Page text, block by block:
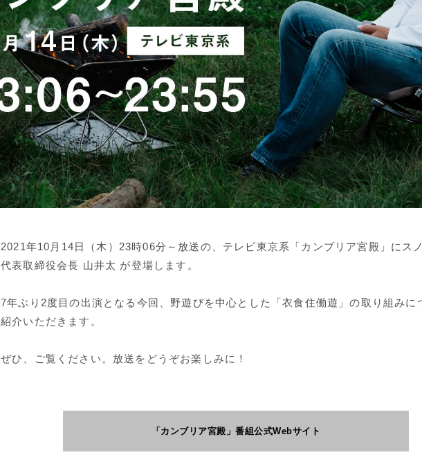
2021年10月14日（木）23時06分～放送の、テレビ東京系「カンブリア宮殿」にス
代表取締役会長 山井太 が登場します。
7年ぶり2度目の出演となる今回、野遊びを中心とした「衣食住働遊」の取り組みに
紹介いただきます。
ぜひ、ご覧ください。放送をどうぞお楽しみに！
「カンブリア宮殿」番組公式Webサイト